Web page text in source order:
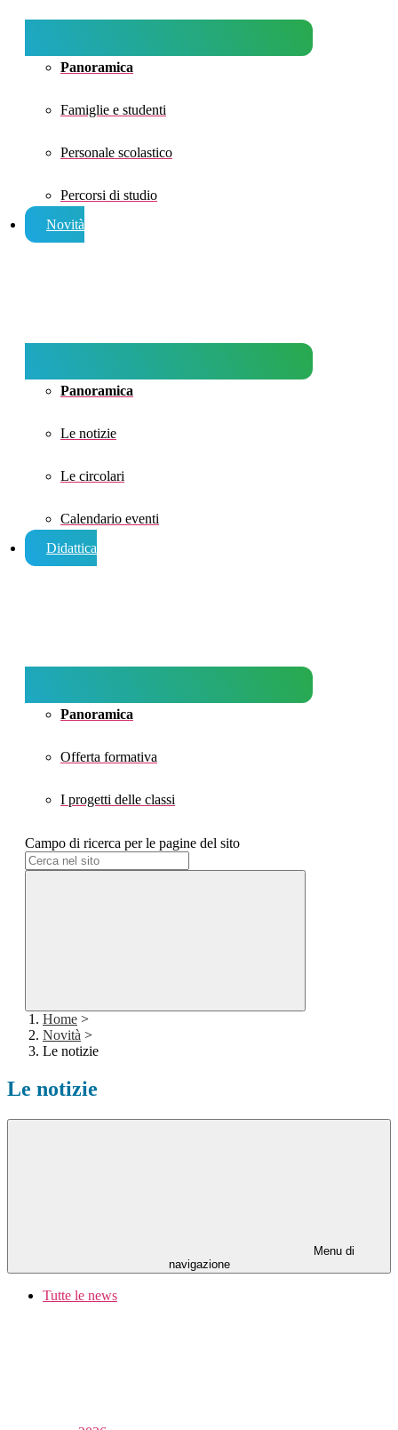
Panoramica
Famiglie e studenti
Personale scolastico
Percorsi di studio
Novità
Panoramica
Le notizie
Le circolari
Calendario eventi
Didattica
Panoramica
Offerta formativa
I progetti delle classi
Campo di ricerca per le pagine del sito
Home >
Novità >
Le notizie
Le notizie
Menu di
navigazione
Tutte le news